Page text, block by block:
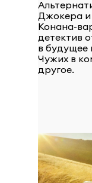
Джокера и
Конана-
детектив
в будущее
Чужих в
другое.